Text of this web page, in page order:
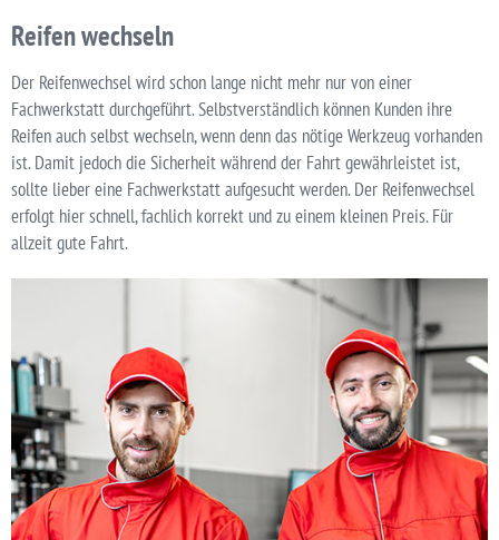
Reifen wechseln
Der Reifenwechsel wird schon lange nicht mehr nur von einer
Fachwerkstatt durchgeführt. Selbstverständlich können Kunden ihre
Reifen auch selbst wechseln, wenn denn das nötige Werkzeug vorhanden
ist. Damit jedoch die Sicherheit während der Fahrt gewährleistet ist,
sollte lieber eine Fachwerkstatt aufgesucht werden. Der Reifenwechsel
erfolgt hier schnell, fachlich korrekt und zu einem kleinen Preis. Für
allzeit gute Fahrt.